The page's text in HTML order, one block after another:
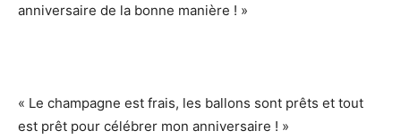
anniversaire de la bonne manière ! »
« Le champagne est frais, les ballons sont prêts et tout
est prêt pour célébrer mon anniversaire ! »